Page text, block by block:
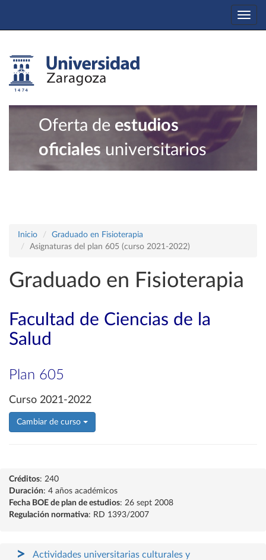
Oferta de estudios
oficiales universitarios
Inicio
Graduado en Fisioterapia
Asignaturas del plan 605 (curso 2021-2022)
Graduado en Fisioterapia
Facultad de Ciencias de la
Salud
Plan 605
Curso 2021-2022
Cambiar de curso
Créditos: 240
Duración: 4 años académicos
Fecha BOE de plan de estudios: 26 sept 2008
Regulación normativa: RD 1393/2007
Actividades universitarias culturales y